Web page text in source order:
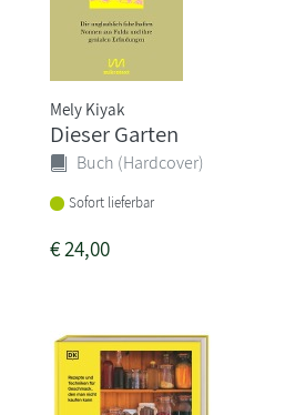
Mely Kiyak
Dieser Garten
Buch (Hardcover)
Sofort lieferbar
€24,00